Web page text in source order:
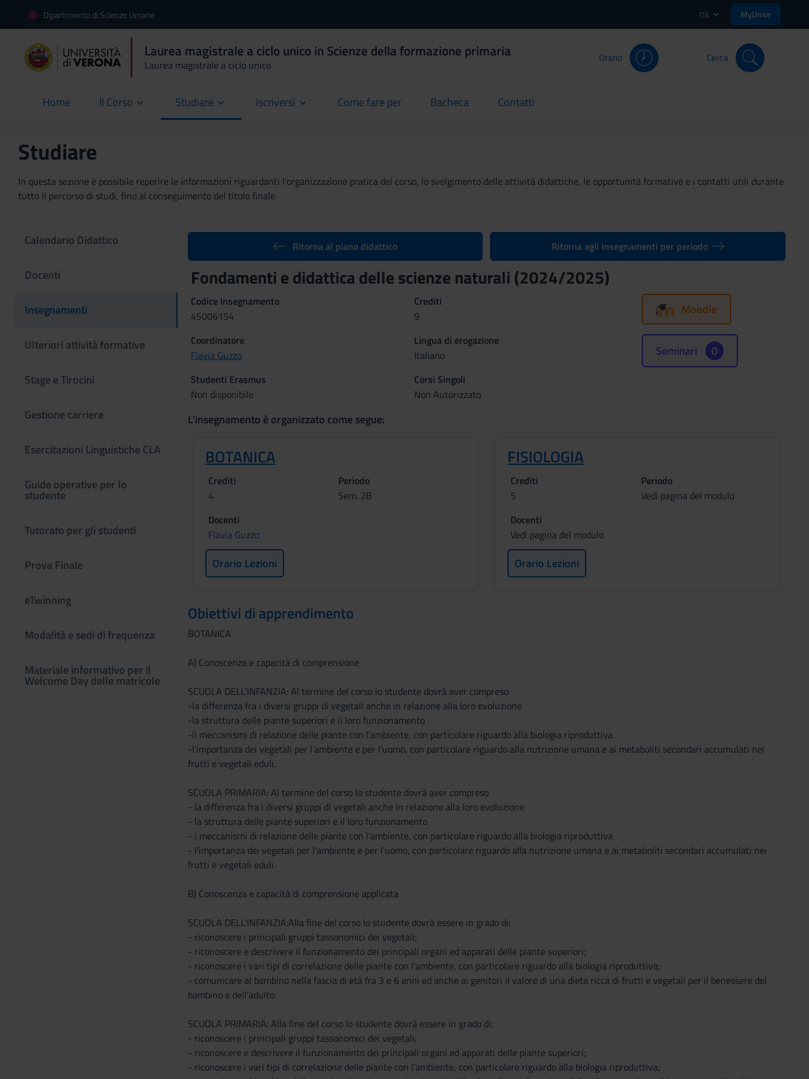
Dipartimento di Scienze Umane ITA MyUnivr
Laurea magistrale a ciclo unico in Scienze della formazione primaria
Laurea magistrale a ciclo unico
Orario Cerca
Home
current Il Corso Studiare Iscriversi Come fare per
current Bacheca
current Contatti
current
Studiare
In questa sezione è possibile reperire le informazioni riguardanti l'organizzazione pratica del corso, lo svolgimento delle attività didattiche, le opportunità formative e i contatti utili durante
tutto il percorso di studi, fino al conseguimento del titolo finale.
Calendario Didattico
Docenti
Insegnamenti
Ulteriori attività formative
Stage e Tirocini
Gestione carriere
Esercitazioni Linguistiche CLA
Guide operative per lo
studente
Tutorato per gli studenti
Prova Finale
eTwinning
Modalità e sedi di frequenza
Materiale informativo per il
Welcome Day delle matricole
Ritorna al piano didattico Ritorna agli insegnamenti per periodo
Fondamenti e didattica delle scienze naturali (2024/2025)
Codice insegnamento
4S006154
Crediti
9
Coordinatore
Flavia Guzzo
Lingua di erogazione
Italiano
Studenti Erasmus
Non disponibile
Corsi Singoli
Non Autorizzato
Moodle
Seminari 0
L'insegnamento è organizzato come segue:
BOTANICA
Crediti
4
Periodo
Sem. 2B
Docenti
Flavia Guzzo
Orario Lezioni
FISIOLOGIA
Crediti
5
Periodo
Vedi pagina del modulo
Docenti
Vedi pagina del modulo
Orario Lezioni
Obiettivi di apprendimento
BOTANICA
A) Conoscenza e capacità di comprensione
SCUOLA DELL'INFANZIA: Al termine del corso lo studente dovrà aver compreso
-la differenza fra i diversi gruppi di vegetali anche in relazione alla loro evoluzione
-la struttura delle piante superiori e il loro funzionamento
-li meccanismi di relazione delle piante con l’ambiente, con particolare riguardo alla biologia riproduttiva
-l’importanza dei vegetali per l’ambiente e per l’uomo, con particolare riguardo alla nutrizione umana e ai metaboliti secondari accumulati nei
frutti e vegetali eduli.
SCUOLA PRIMARIA: Al termine del corso lo studente dovrà aver compreso
- la differenza fra i diversi gruppi di vegetali anche in relazione alla loro evoluzione
- la struttura delle piante superiori e il loro funzionamento
- i meccanismi di relazione delle piante con l’ambiente, con particolare riguardo alla biologia riproduttiva
- l’importanza dei vegetali per l’ambiente e per l’uomo, con particolare riguardo alla nutrizione umana e ai metaboliti secondari accumulati nei
frutti e vegetali eduli.
B) Conoscenza e capacità di comprensione applicata
SCUOLA DELL'INFANZIA:Alla fine del corso lo studente dovrà essere in grado di:
- riconoscere i principali gruppi tassonomici dei vegetali;
- riconoscere e descrivere il funzionamento dei principali organi ed apparati delle piante superiori;
- riconoscere i vari tipi di correlazione delle piante con l’ambiente, con particolare riguardo alla biologia riproduttiva;
- comunicare al bambino nella fascia di età fra 3 e 6 anni ed anche ai genitori il valore di una dieta ricca di frutti e vegetali per il benessere del
bambino e dell’adulto.
SCUOLA PRIMARIA: Alla fine del corso lo studente dovrà essere in grado di:
- riconoscere i principali gruppi tassonomici dei vegetali;
- riconoscere e descrivere il funzionamento dei principali organi ed apparati delle piante superiori;
- riconoscere i vari tipi di correlazione delle piante con l’ambiente, con particolare riguardo alla biologia riproduttiva;